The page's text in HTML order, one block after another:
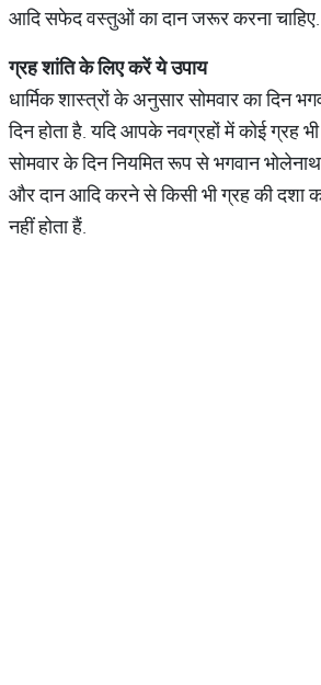
आदि सफेद वस्तुओं का दान जरूर करना चाहिए.
ग्रहशांतिकेलिएकरेंयेउपाय
धार्मिक शास्त्रों के अनुसार सोमवार का दिन
दिन होता है. यदि आपके नवग्रहों में कोई ग्रह
सोमवार के दिन नियमित रूप से भगवान
और दान आदि करने से किसी भी ग्रह की दशा
नहीं होता हैं.